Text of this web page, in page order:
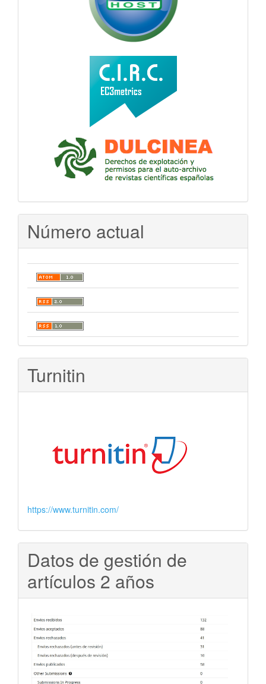
Número actual
Turnitin
https://www.turnitin.com/
Datos de gestión de
artículos 2 años